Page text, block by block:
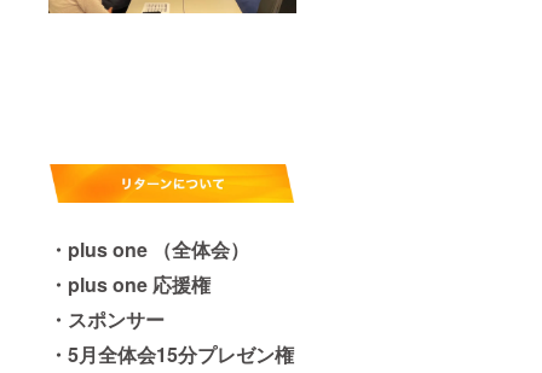
・plus one （全体会）
・plus one 応援権
・スポンサー
・5月全体会15分プレゼン権